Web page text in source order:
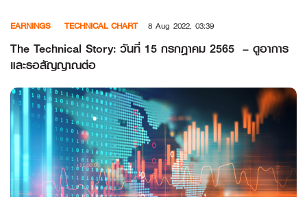
content
EARNINGS TECHNICAL CHART 8 Aug 2022, 03:39
The Technical Story: วันที่ 15 กรกฎาคม 2565 – ดูอาการ
และรอสัญญาณต่อ